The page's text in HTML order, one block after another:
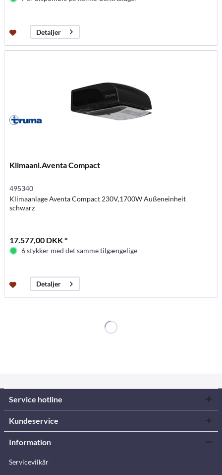
Detaljer
Klimaanl.Aventa Compact
495340
Klimaanlage Aventa Compact 230V,1700W Außeneinheit
schwarz
17.577,00 DKK *
6 stykker med det samme tilgængelige
Detaljer
Service hotline
Kundeservice
Information
Servicevilkår